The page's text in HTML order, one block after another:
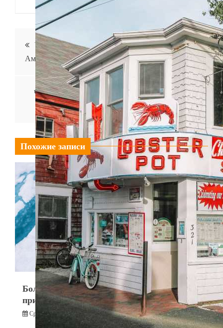
Навигация
записям
Удивительный маршрут поездки на юго-запад
Америки
Читайте по-французски: 10 советов, ресурсов и
упражнений для чтения на французском
Похожие записи
Большое обновление жизни:
присоединяйтесь ко мне в Арктике
Среда июля 17th, 2024